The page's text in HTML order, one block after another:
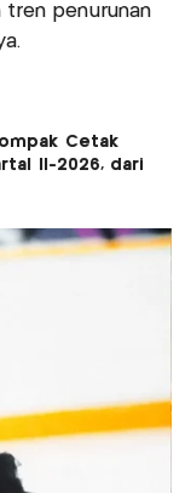
tren penurunan
Cetak
II-2026, dari